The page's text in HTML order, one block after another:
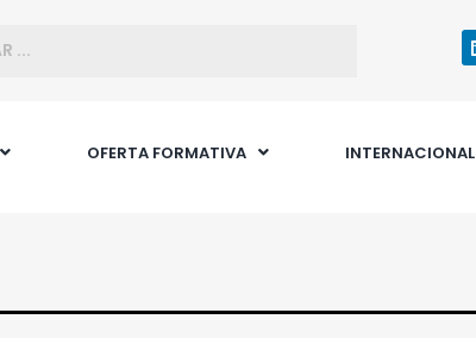
OFERTA FORMATIVA INTERNACIONAL